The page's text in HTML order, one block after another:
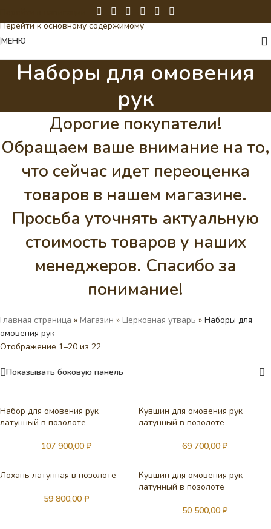
Перейти к основному содержимому
МЕНЮ
Наборы для омовения
рук
Дорогие покупатели!
Обращаем ваше внимание на то,
что сейчас идет переоценка
товаров в нашем магазине.
Просьба уточнять актуальную
стоимость товаров у наших
менеджеров. Спасибо за
понимание!
Главная страница » Магазин » Церковная утварь » Наборы для
омовения рук
Отображение 1–20 из 22
Показывать боковую панель
Набор для омовения рук
латунный в позолоте
107 900,00 ₽
Кувшин для омовения рук
латунный в позолоте
69 700,00 ₽
Лохань латунная в позолоте
59 800,00 ₽
Кувшин для омовения рук
латунный в позолоте
50 500,00 ₽